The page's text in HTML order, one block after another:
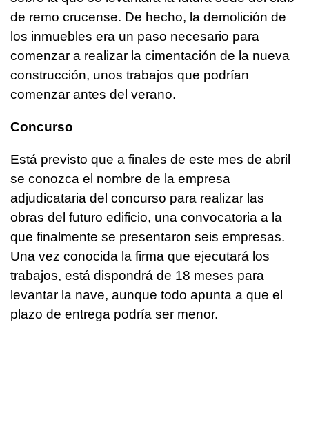
de remo crucense. De hecho, la demolición de
los inmuebles era un paso necesario para
comenzar a realizar la cimentación de la nueva
construcción, unos trabajos que podrían
comenzar antes del verano.
Concurso
Está previsto que a finales de este mes de abril
se conozca el nombre de la empresa
adjudicataria del concurso para realizar las
obras del futuro edificio, una convocatoria a la
que finalmente se presentaron seis empresas.
Una vez conocida la firma que ejecutará los
trabajos, está dispondrá de 18 meses para
levantar la nave, aunque todo apunta a que el
plazo de entrega podría ser menor.